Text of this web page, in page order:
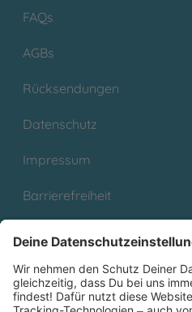
FAQs
AGBs
Rücksendungen
Datenschutz
Impressum
Barrierefreiheit
Partnerprogramm (Affiliate)